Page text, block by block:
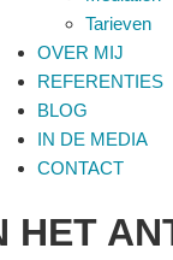
Tarieven
OVER MIJ
REFERENTIES
BLOG
IN DE MEDIA
CONTACT
HET